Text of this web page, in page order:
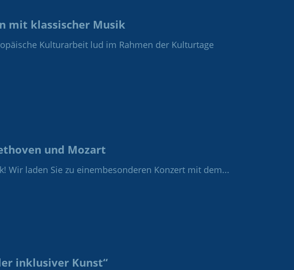
mit klassischer Musik
Kulturarbeit lud im Rahmen der Kulturtage
und Mozart
Wir laden Sie zu einembesonderen Konzert mit dem...
inklusiver Kunst“